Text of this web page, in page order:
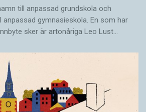
till anpassad grundskola och
anpassad gymnasieskola. En som har
sker är artonåriga Leo Lust…